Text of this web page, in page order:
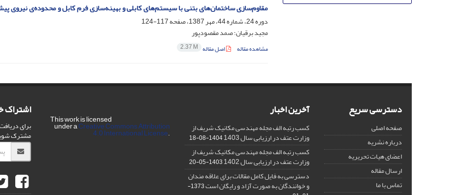
مقاوم‌سازی ساختمان‌های بتنی با سیستم‌های کابلی و بهینه‌سازی فرم کابل و محدوده‌ی نیروی
دوره 24، شماره 44، مهر 1387، صفحه
117-124
مجید برقیان؛ صمد مقصودپور
مشاهده مقاله اصل مقاله 2.37 M
دسترسی سریع
صفحه اصلی
درباره نشریه
اعضای هیات تحریریه
ارسال مقاله
تماس با ما
آخرین اخبار
کسب رتبه الف مجله مهندسی مکانیک شریف از
وزارت عتف در ارزیابی سال 1403 1404-08-18
کسب رتبه الف مجله مهندسی مکانیک شریف از
وزارت عتف در ارزیابی سال 1402 1403-05-20
دسترسی به فایل کامل مقالات برای علاقه مندان
و خوانندگان به صورت آزاد و رایگان است
1373-
This work is licensed
under aCreative Commons Attribution
4.0 International License.
اشتراک
برای
مشترک